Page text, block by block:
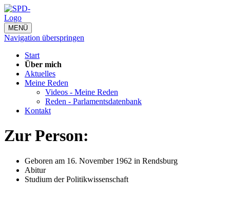
MENÜ
Navigation überspringen
Start
Über mich
Aktuelles
Meine Reden
Videos - Meine Reden
Reden - Parlamentsdatenbank
Kontakt
Zur Person:
Geboren am 16. November 1962 in Rendsburg
Abitur
Studium der Politikwissenschaft